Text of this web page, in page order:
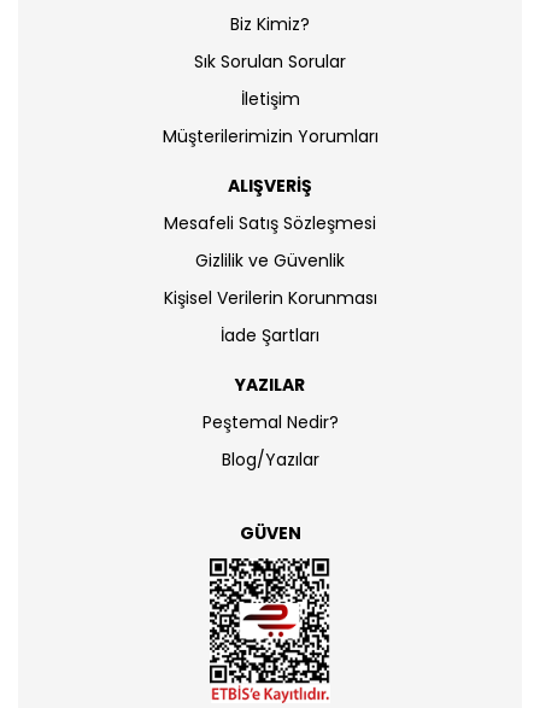
Biz Kimiz?
Sık Sorulan Sorular
İletişim
Müşterilerimizin Yorumları
ALIŞVERİŞ
Mesafeli Satış Sözleşmesi
Gizlilik ve Güvenlik
Kişisel Verilerin Korunması
İade Şartları
YAZILAR
Peştemal Nedir?
Blog/Yazılar
GÜVEN